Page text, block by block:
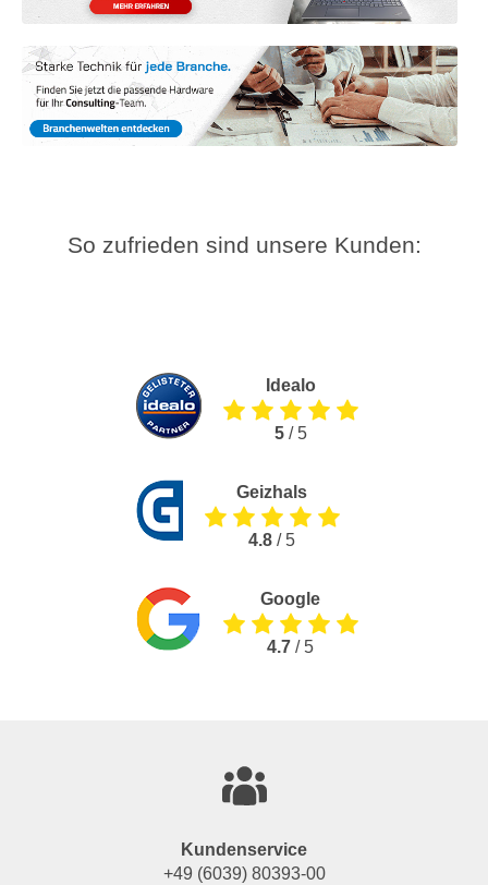
So zufrieden sind unsere Kunden:
Idealo
5/ 5
Geizhals
4.8 / 5
Google
4.7 / 5
Kundenservice
+49 (6039) 80393-00